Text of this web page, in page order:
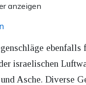
anzeigen
israelischen
Asche. Diverse